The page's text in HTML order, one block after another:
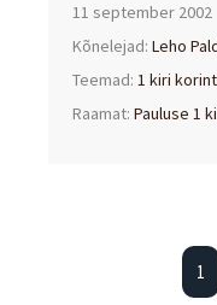
11 september 2002
Kõnelejad:Leho
Teemad:1 kiri
Raamat:Pauluse 1
1